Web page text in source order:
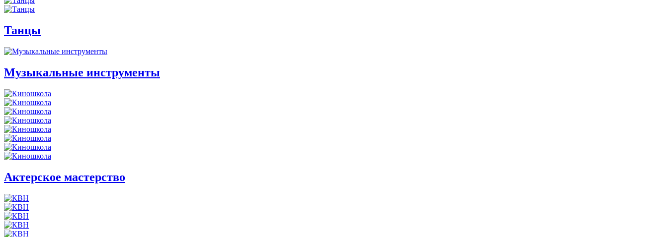
Танцы
Музыкальные инструменты
Актерское мастерство